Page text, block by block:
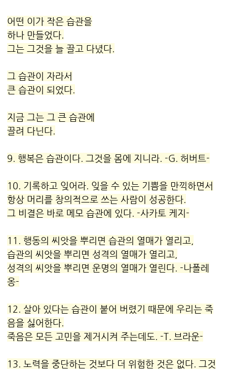
어떤 이가 작은 습관을
하나 만들었다.
그는 그것을 늘 끌고 다녔다.
그 습관이 자라서
큰 습관이 되었다.
지금 그는 그 큰 습관에
끌려 다닌다.
9. 행복은 습관이다. 그것을 몸에 지니라. -G. 허버트-
10. 기록하고 잊어라. 잊을 수 있는 기쁨을 만끽하면서
항상 머리를 창의적으로 쓰는 사람이 성공한다.
그 비결은 바로 메모 습관에 있다. -사카토 케지-
11. 행동의 씨앗을 뿌리면 습관의 열매가 열리고,
습관의 씨앗을 뿌리면 성격의 열매가 열리고,
성격의 씨앗을 뿌리면 운명의 열매가 열린다. -나폴레
옹-
12. 살아 있다는 습관이 붙어 버렸기 때문에 우리는 죽
음을 싫어한다.
죽음은 모든 고민을 제거시켜 주는데도. -T. 브라운-
13. 노력을 중단하는 것보다 더 위험한 것은 없다. 그것